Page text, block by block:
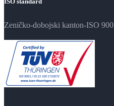
Zeničko-dobojski kanton-ISO